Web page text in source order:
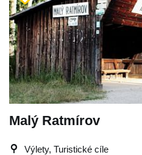
Malý Ratmírov
Výlety, Turistické cíle